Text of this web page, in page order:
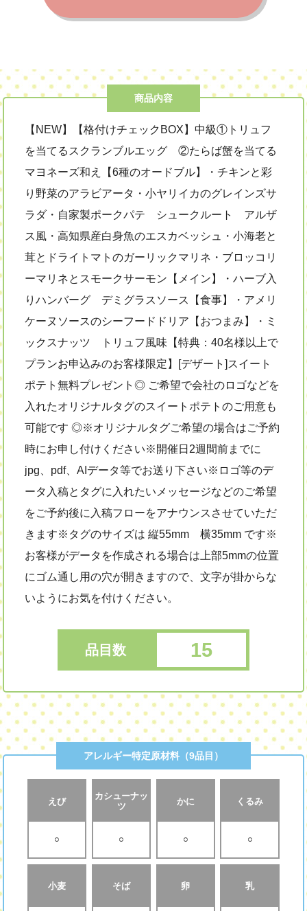
商品内容
【NEW】【格付けチェックBOX】中級①トリュフ
を当てるスクランブルエッグ ②たらば蟹を当てる
マヨネーズ和え【6種のオードブル】・チキンと彩
り野菜のアラビアータ・小ヤリイカのグレインズサ
ラダ・自家製ポークパテ シュークルート アルザ
ス風・高知県産白身魚のエスカベッシュ・小海老と
茸とドライトマトのガーリックマリネ・ブロッコリ
ーマリネとスモークサーモン【メイン】・ハーブ入
りハンバーグ デミグラスソース【食事】・アメリ
ケーヌソースのシーフードドリア【おつまみ】・ミ
ックスナッツ トリュフ風味【特典：40名様以上で
プランお申込みのお客様限定】[デザート]スイート
ポテト無料プレゼント◎ ご希望で会社のロゴなどを
入れたオリジナルタグのスイートポテトのご用意も
可能です ◎※オリジナルタグご希望の場合はご予約
時にお申し付けください※開催日2週間前までに
jpg、pdf、AIデータ等でお送り下さい※ロゴ等のデ
ータ入稿とタグに入れたいメッセージなどのご希望
をご予約後に入稿フローをアナウンスさせていただ
きます※タグのサイズは 縦55mm 横35mm です※
お客様がデータを作成される場合は上部5mmの位置
にゴム通し用の穴が開きますので、文字が掛からな
いようにお気を付けください。
品目数 15
アレルギー特定原材料（9品目）
えび
○
カシューナッ
ツ
○
かに
○
くるみ
○
小麦 そば 卵 乳